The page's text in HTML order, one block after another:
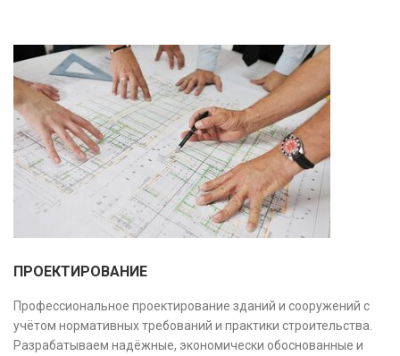
ПРОЕКТИРОВАНИЕ
Профессиональное проектирование зданий и сооружений с
учётом нормативных требований и практики строительства.
Разрабатываем надёжные, экономически обоснованные и